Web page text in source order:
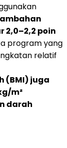
2,0–2,2 poin
program yang
relatif
(BMI) juga
m²
darah